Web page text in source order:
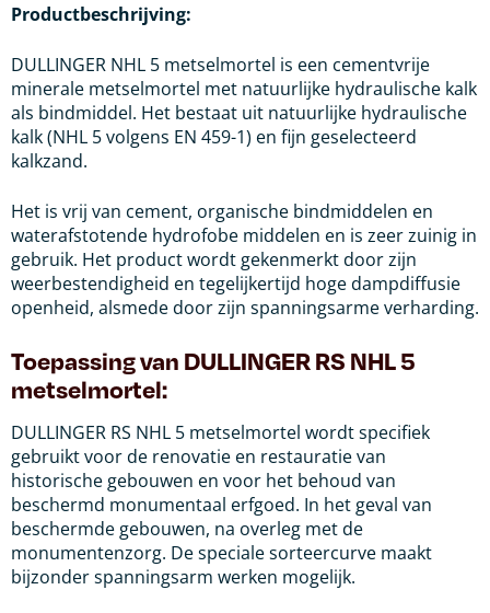
Productbeschrijving:
DULLINGER NHL 5 metselmortel is een cementvrije
minerale metselmortel met natuurlijke hydraulische kalk
als bindmiddel. Het bestaat uit natuurlijke hydraulische
kalk (NHL 5 volgens EN 459-1) en fijn geselecteerd
kalkzand.
Het is vrij van cement, organische bindmiddelen en
waterafstotende hydrofobe middelen en is zeer zuinig in
gebruik. Het product wordt gekenmerkt door zijn
weerbestendigheid en tegelijkertijd hoge dampdiffusie
openheid, alsmede door zijn spanningsarme verharding.
Toepassing van DULLINGER RS NHL 5
metselmortel:
DULLINGER RS NHL 5 metselmortel wordt specifiek
gebruikt voor de renovatie en restauratie van
historische gebouwen en voor het behoud van
beschermd monumentaal erfgoed. In het geval van
beschermde gebouwen, na overleg met de
monumentenzorg. De speciale sorteercurve maakt
bijzonder spanningsarm werken mogelijk.